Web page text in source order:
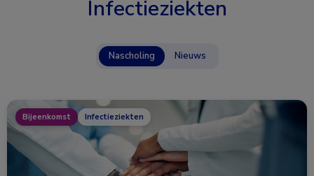
Infectieziekten
Nascholing Nieuws
Bijeenkomst Infectieziekten